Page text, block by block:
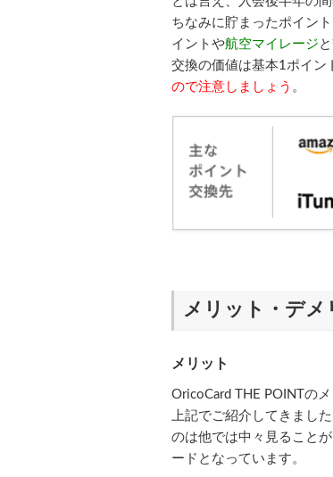
ちなみに貯まったポイン
イントや航空マイレージ
交換の価値は基本1ポイン
ので注意しましょう 。
メリット・デメ
メリット
OricoCard THE POINTの
上記でご紹介してきまし
のは他では中々見ること
ードとなっています。